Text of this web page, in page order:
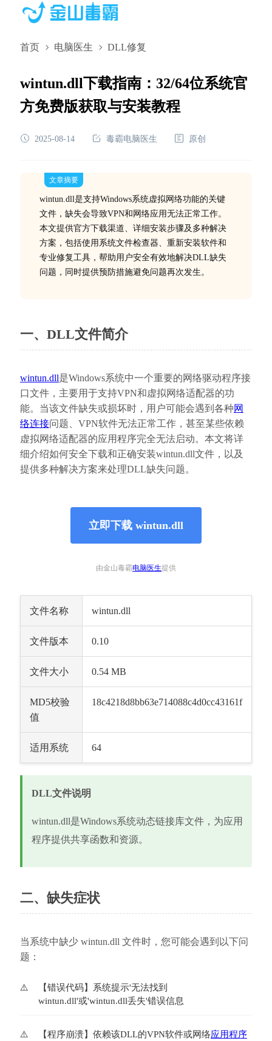
首页 电脑医生 DLL修复
wintun.dll下载指南：32/64位系统官
方免费版获取与安装教程
2025-08-14 毒霸电脑医生 原创
文章摘要
wintun.dll是支持Windows系统虚拟网络功能的关键
文件，缺失会导致VPN和网络应用无法正常工作。
本文提供官方下载渠道、详细安装步骤及多种解决
方案，包括使用系统文件检查器、重新安装软件和
专业修复工具，帮助用户安全有效地解决DLL缺失
问题，同时提供预防措施避免问题再次发生。
一、DLL文件简介
wintun.dll是Windows系统中一个重要的网络驱动程序接
口文件，主要用于支持VPN和虚拟网络适配器的功
能。当该文件缺失或损坏时，用户可能会遇到各种网
络连接问题、VPN软件无法正常工作，甚至某些依赖
虚拟网络适配器的应用程序完全无法启动。本文将详
细介绍如何安全下载和正确安装wintun.dll文件，以及
提供多种解决方案来处理DLL缺失问题。
立即下载 wintun.dll
由金山毒霸电脑医生提供
文件名称 wintun.dll
文件版本 0.10
文件大小 0.54 MB
MD5校验
值
18c4218d8bb63e714088c4d0cc43161f
适用系统 64
DLL文件说明
wintun.dll是Windows系统动态链接库文件，为应用
程序提供共享函数和资源。
二、缺失症状
当系统中缺少 wintun.dll 文件时，您可能会遇到以下问
题：
【错误代码】系统提示'无法找到
wintun.dll'或'wintun.dll丢失'错误信息
【程序崩溃】依赖该DLL的VPN软件或网络应用程序